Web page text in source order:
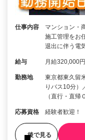
仕事内容
マンション・
施工管理をお
退出に伴う電
給与 月給320,000
勤務地
東京都東久留
りバス10分）
（直行・直帰
応募資格 経験者歓迎！
後で見る